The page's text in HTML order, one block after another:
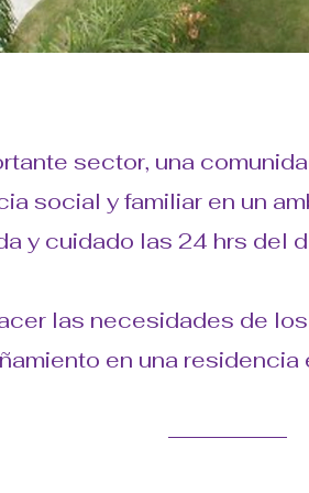
sector, una
social y familiar en un
y cuidado las 24 hrs del
las necesidades de
en una